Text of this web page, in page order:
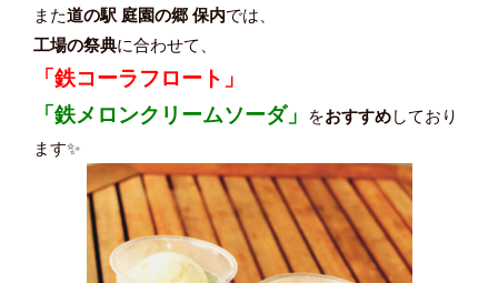
また道の駅 庭園の郷 保内では、
工場の祭典に合わせて、
「鉄コーラフロート」
「鉄メロンクリームソーダ」
をおすすめしており
ます✨